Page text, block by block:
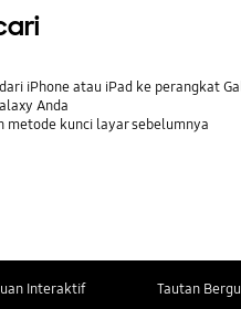
iPhone atau iPad ke perangkat
Anda
metode kunci layar sebelumnya
Interaktif Tautan